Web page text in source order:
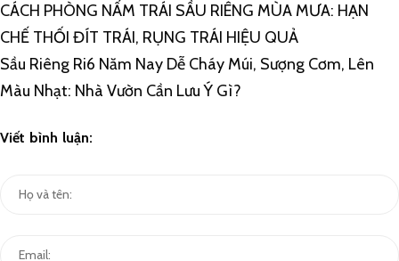
CÁCH PHÒNG NẤM TRÁI SẦU RIÊNG MÙA MƯA: HẠN
CHẾ THỐI ĐÍT TRÁI, RỤNG TRÁI HIỆU QUẢ
Sầu Riêng Ri6 Năm Nay Dễ Cháy Múi, Sượng Cơm, Lên
Màu Nhạt: Nhà Vườn Cần Lưu Ý Gì?
Viết bình luận: